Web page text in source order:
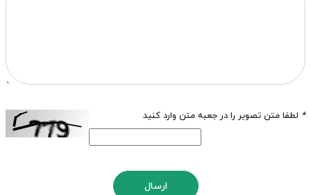
* لطفا متن تصویر را در جعبه متن وارد کنید
ارسال